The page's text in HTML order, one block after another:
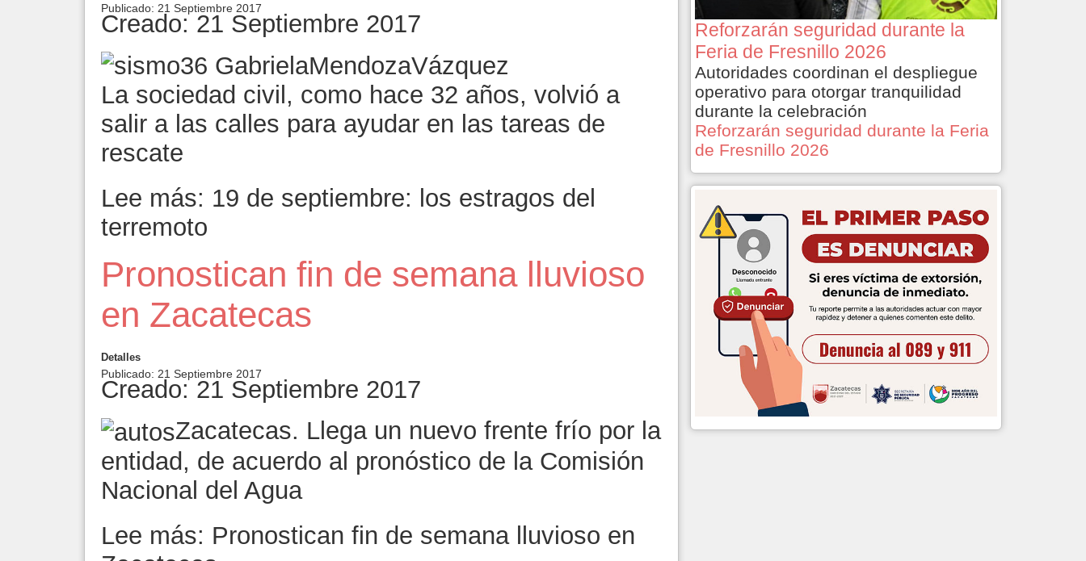
Publicado: 21 Septiembre 2017
Creado: 21 Septiembre 2017
La sociedad civil, como hace 32 años, volvió a
salir a las calles para ayudar en las tareas de
rescate
Lee más: 19 de septiembre: los estragos del
terremoto
Pronostican fin de semana lluvioso
en Zacatecas
Detalles
Publicado: 21 Septiembre 2017
Creado: 21 Septiembre 2017
Zacatecas. Llega un nuevo frente frío por la
entidad, de acuerdo al pronóstico de la Comisión
Nacional del Agua
Lee más: Pronostican fin de semana lluvioso en
Reforzarán seguridad durante la
Feria de Fresnillo 2026
Autoridades coordinan el despliegue
operativo para otorgar tranquilidad
durante la celebración
Reforzarán seguridad durante la Feria
de Fresnillo 2026